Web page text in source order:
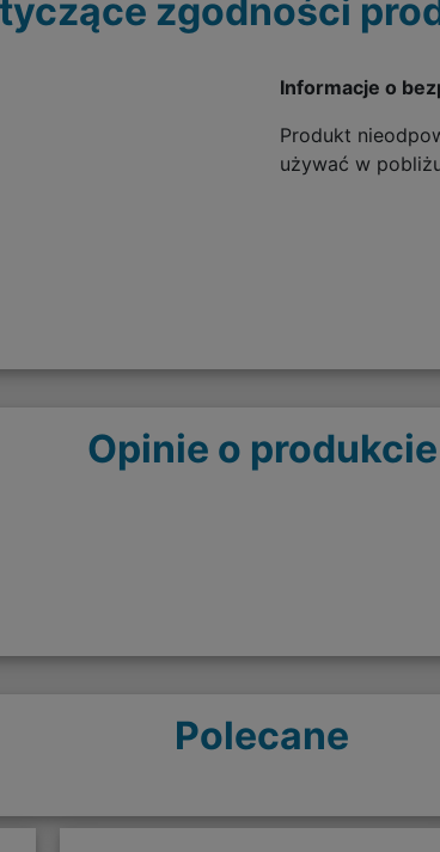
zgodności
Informacje o
Produkt
używać w
Opinie o produkcie
Polecane